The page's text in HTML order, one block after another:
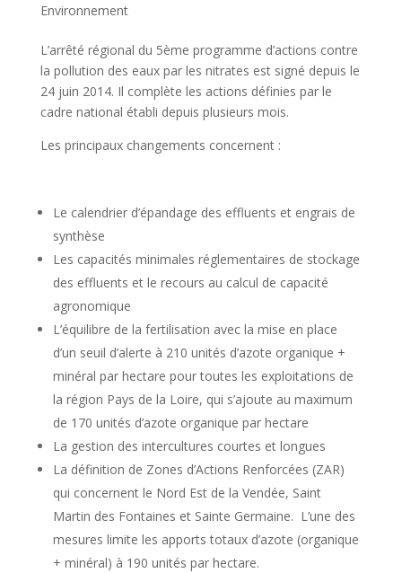
Environnement
L’arrêté régional du 5ème programme d’actions contre
la pollution des eaux par les nitrates est signé depuis le
24 juin 2014. Il complète les actions définies par le
cadre national établi depuis plusieurs mois.
Les principaux changements concernent :
Le calendrier d’épandage des effluents et engrais de
synthèse
Les capacités minimales réglementaires de stockage
des effluents et le recours au calcul de capacité
agronomique
L’équilibre de la fertilisation avec la mise en place
d’un seuil d’alerte à 210 unités d’azote organique +
minéral par hectare pour toutes les exploitations de
la région Pays de la Loire, qui s’ajoute au maximum
de 170 unités d’azote organique par hectare
La gestion des intercultures courtes et longues
La définition de Zones d’Actions Renforcées (ZAR)
qui concernent le Nord Est de la Vendée, Saint
Martin des Fontaines et Sainte Germaine. L’une des
mesures limite les apports totaux d’azote (organique
+ minéral) à 190 unités par hectare.